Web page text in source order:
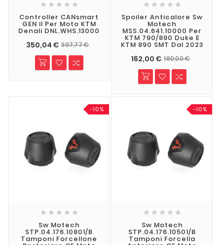
    
Controller CANsmart
GEN II Per Moto KTM
Denali DNL.WHS.13000
350,04 € 397,77 €
    
Spoiler Anticalore Sw
Motech
MSS.04.641.10000 Per
KTM 790/890 Duke E
KTM 890 SMT Dal 2023
162,00 € 180,00 €
-10%
    
Sw Motech
STP.04.176.10801/B
Tamponi Forcellone
-10%
    
Sw Motech
STP.04.176.10501/B
Tamponi Forcella